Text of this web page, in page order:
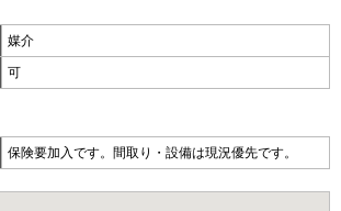
媒介
可
保険要加入です。間取り・設備は現況優先です。